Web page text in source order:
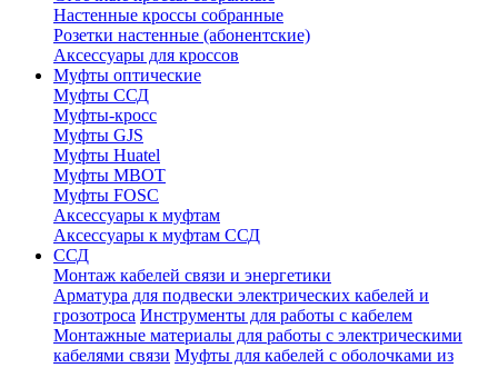
Настенные кроссы собранные
Розетки настенные (абонентские)
Аксессуары для кроссов
Муфты оптические
Муфты ССД
Муфты-кросс
Муфты GJS
Муфты Huatel
Муфты МВОТ
Муфты FOSC
Аксессуары к муфтам
Аксессуары к муфтам ССД
ССД
Монтаж кабелей связи и энергетики
Арматура для подвески электрических кабелей и
грозотроса Инструменты для работы с кабелем
Монтажные материалы для работы с электрическими
кабелями связи Муфты для кабелей с оболочками из